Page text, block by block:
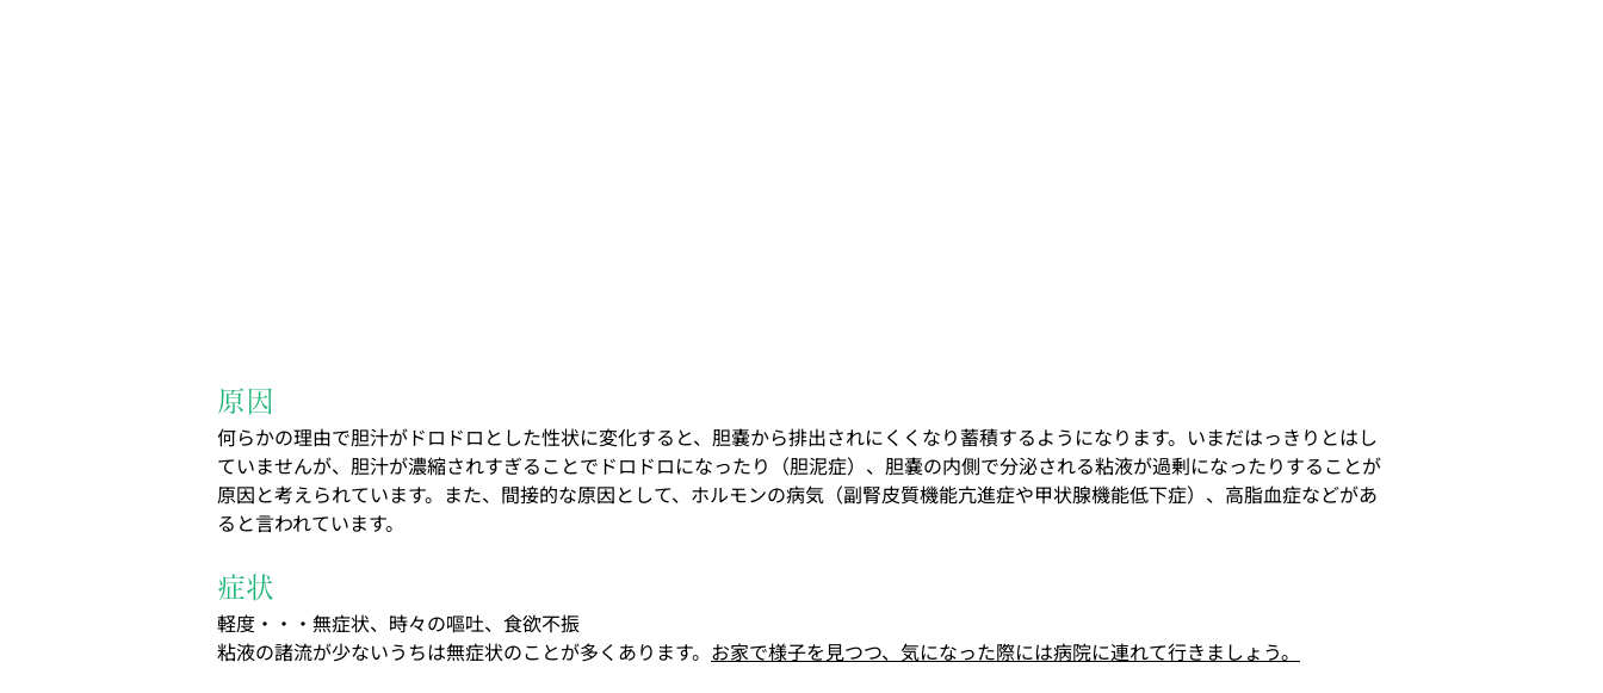
原因
何らかの理由で胆汁がドロドロとした性状に変化すると、胆嚢から排出されにくくなり蓄積するようになります。いまだはっきりとはし
ていませんが、胆汁が濃縮されすぎることでドロドロになったり（胆泥症）、胆嚢の内側で分泌される粘液が過剰になったりすることが
原因と考えられています。また、間接的な原因として、ホルモンの病気（副腎皮質機能亢進症や甲状腺機能低下症）、高脂血症などがあ
ると言われています。
症状
軽度・・・無症状、時々の嘔吐、食欲不振
粘液の諸流が少ないうちは無症状のことが多くあります。 お家で様子を見つつ、気になった際には病院に連れて行きましょう。